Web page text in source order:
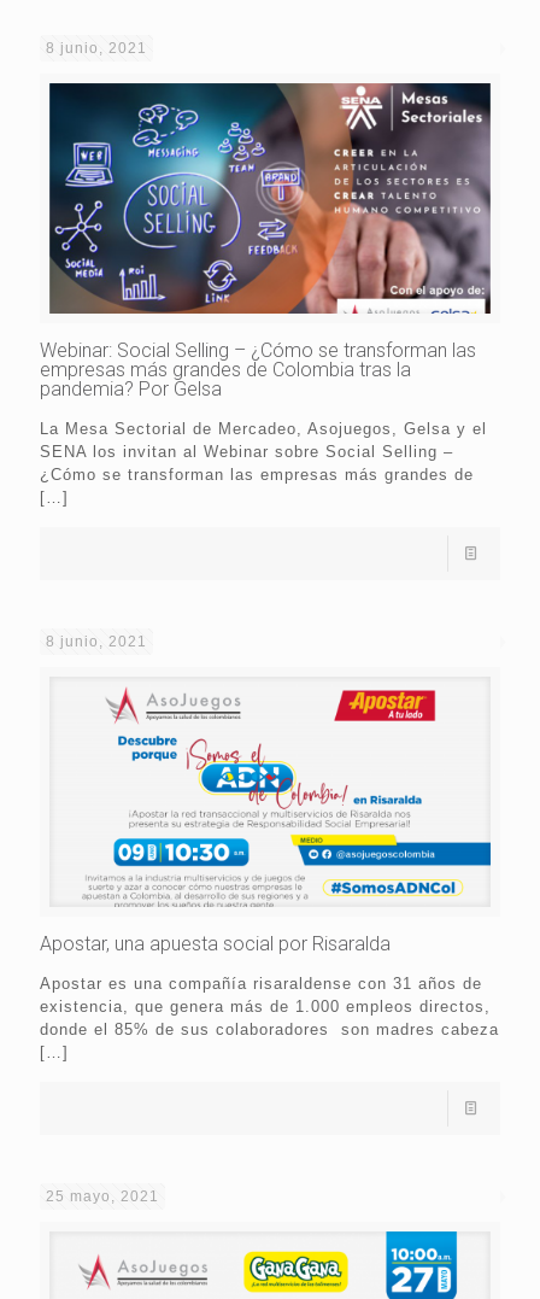
8 junio, 2021
Webinar: Social Selling – ¿Cómo se transforman las
empresas más grandes de Colombia tras la
pandemia? Por Gelsa
La Mesa Sectorial de Mercadeo, Asojuegos, Gelsa y el
SENA los invitan al Webinar sobre Social Selling –
¿Cómo se transforman las empresas más grandes de
[…]
8 junio, 2021
Apostar, una apuesta social por Risaralda
Apostar es una compañía risaraldense con 31 años de
existencia, que genera más de 1.000 empleos directos,
donde el 85% de sus colaboradores son madres cabeza
[…]
25 mayo, 2021